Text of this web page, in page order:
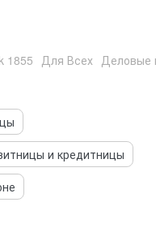
1855 Для Всех Деловые
и кредитницы